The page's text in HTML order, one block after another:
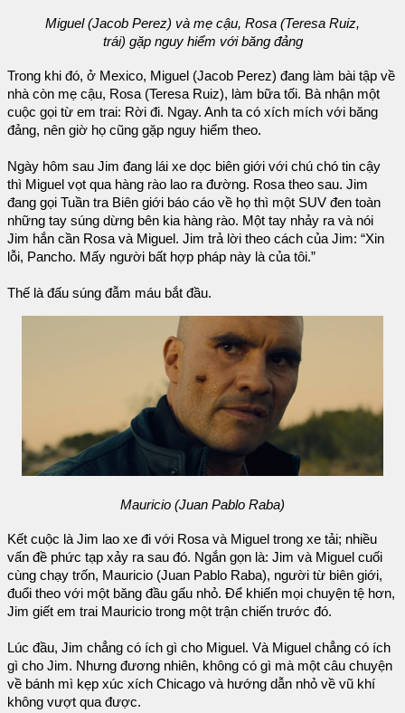
Miguel (Jacob Perez) và mẹ cậu, Rosa (Teresa Ruiz,
trái) gặp nguy hiểm với băng đảng
Trong khi đó, ở Mexico, Miguel (Jacob Perez) đang làm bài tập về
nhà còn mẹ cậu, Rosa (Teresa Ruiz), làm bữa tối. Bà nhận một
cuộc gọi từ em trai: Rời đi. Ngay. Anh ta có xích mích với băng
đảng, nên giờ họ cũng gặp nguy hiểm theo.
Ngày hôm sau Jim đang lái xe dọc biên giới với chú chó tin cậy
thì Miguel vọt qua hàng rào lao ra đường. Rosa theo sau. Jim
đang gọi Tuần tra Biên giới báo cáo về họ thì một SUV đen toàn
những tay súng dừng bên kia hàng rào. Một tay nhảy ra và nói
Jim hắn cần Rosa và Miguel. Jim trả lời theo cách của Jim: “Xin
lỗi, Pancho. Mấy người bất hợp pháp này là của tôi.”
Thế là đấu súng đẫm máu bắt đầu.
Mauricio (Juan Pablo Raba)
Kết cuộc là Jim lao xe đi với Rosa và Miguel trong xe tải; nhiều
vấn đề phức tạp xảy ra sau đó. Ngắn gọn là: Jim và Miguel cuối
cùng chạy trốn, Mauricio (Juan Pablo Raba), người từ biên giới,
đuổi theo với một băng đầu gấu nhỏ. Để khiến mọi chuyện tệ hơn,
Jim giết em trai Mauricio trong một trận chiến trước đó.
Lúc đầu, Jim chẳng có ích gì cho Miguel. Và Miguel chẳng có ích
gì cho Jim. Nhưng đương nhiên, không có gì mà một câu chuyện
về bánh mì kẹp xúc xích Chicago và hướng dẫn nhỏ về vũ khí
không vượt qua được.